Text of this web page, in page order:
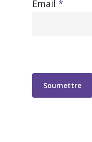
Email *